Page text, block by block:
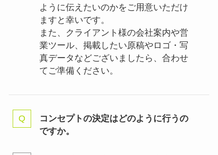
ように伝えたいのかをご用意いただけ
ますと幸いです。
また、クライアント様の会社案内や営
業ツール、掲載したい原稿やロゴ・写
真データなどございましたら、合わせ
てご準備ください。
コンセプトの決定はどのように行うの
ですか。